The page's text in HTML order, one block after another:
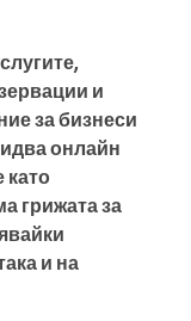
и
за бизнеси
онлайн
като
грижата за
и на